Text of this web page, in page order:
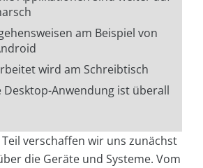
am Beispiel von
wird am Schreibtisch
Desktop-Anwendung ist überall
verschaffen wir uns zunächst
die Geräte und Systeme. Vom